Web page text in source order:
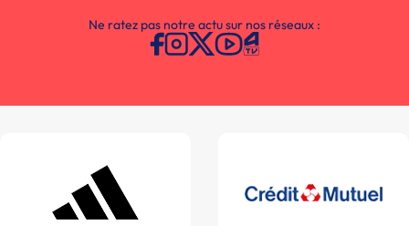
Ne ratez pas notre actu sur nos réseaux :